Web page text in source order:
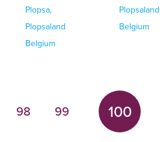
Plopsa,
Plopsaland
Belgium
Plopsaland
Belgium
98 99 100